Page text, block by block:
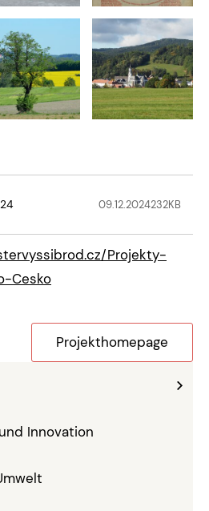
Innovation
09.12.2024232KB
Projekty-
Cesko
Projekthomepage